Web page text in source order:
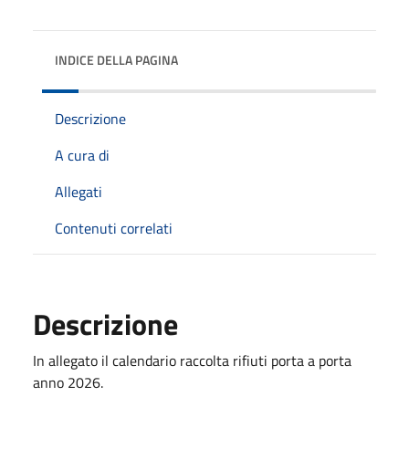
INDICE DELLA PAGINA
Descrizione
A cura di
Allegati
Contenuti correlati
Descrizione
In allegato il calendario raccolta rifiuti porta a porta
anno 2026.